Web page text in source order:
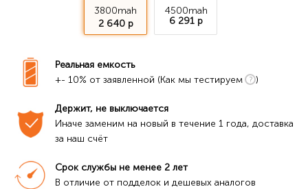
3800mah
2 640 р
4500mah
6 291 р
Реальная емкость
+- 10% от заявленной (Как мы тестируем
)
Держит, не выключается
Иначе заменим на новый в течение 1 года, доставка
за наш счёт
Срок службы не менее 2 лет
В отличие от подделок и дешевых аналогов